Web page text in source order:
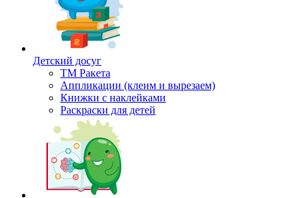
Детский досуг
ТМ Ракета
Аппликации (клеим и вырезаем)
Книжки с наклейками
Раскраски для детей